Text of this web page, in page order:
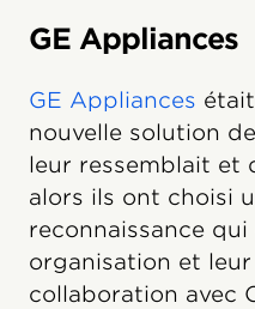
GE Appliances
GE Appliances
nouvelle solution
leur ressemblait et
alors ils ont choisi
reconnaissance
organisation et
collaboration avec